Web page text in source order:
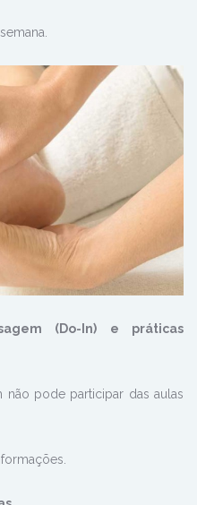
(Do-In) e práticas
pode participar das aulas